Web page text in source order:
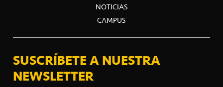
NOTICIAS
CAMPUS
SUSCRÍBETE A NUESTRA
NEWSLETTER